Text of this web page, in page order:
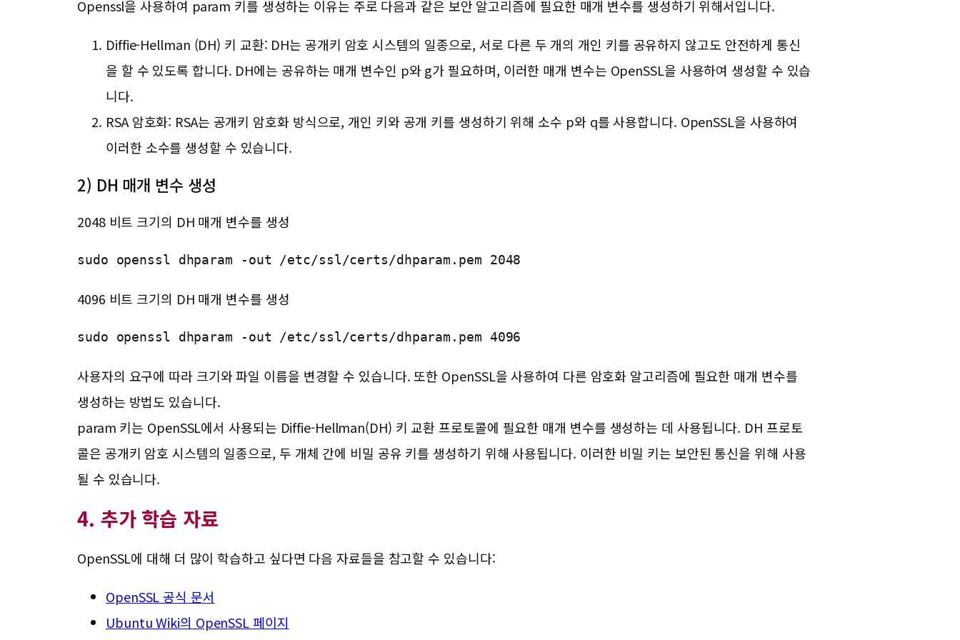
Openssl을 사용하여 param 키를 생성하는 이유는 주로 다음과 같은 보안 알고리즘에 필요한 매개 변수를 생성하기 위해서입니다.
Diffie-Hellman (DH) 키 교환: DH는 공개키 암호 시스템의 일종으로, 서로 다른 두 개의 개인 키를 공유하지 않고도 안전하게 통신
을 할 수 있도록 합니다. DH에는 공유하는 매개 변수인 p와 g가 필요하며, 이러한 매개 변수는 OpenSSL을 사용하여 생성할 수 있습
니다.
RSA 암호화: RSA는 공개키 암호화 방식으로, 개인 키와 공개 키를 생성하기 위해 소수 p와 q를 사용합니다. OpenSSL을 사용하여
이러한 소수를 생성할 수 있습니다.
2) DH 매개 변수 생성
2048 비트 크기의 DH 매개 변수를 생성
sudo openssl dhparam -out /etc/ssl/certs/dhparam.pem 2048
4096 비트 크기의 DH 매개 변수를 생성
sudo openssl dhparam -out /etc/ssl/certs/dhparam.pem 4096
사용자의 요구에 따라 크기와 파일 이름을 변경할 수 있습니다. 또한 OpenSSL을 사용하여 다른 암호화 알고리즘에 필요한 매개 변수를
생성하는 방법도 있습니다.
param 키는 OpenSSL에서 사용되는 Diffie-Hellman(DH) 키 교환 프로토콜에 필요한 매개 변수를 생성하는 데 사용됩니다. DH 프로토
콜은 공개키 암호 시스템의 일종으로, 두 개체 간에 비밀 공유 키를 생성하기 위해 사용됩니다. 이러한 비밀 키는 보안된 통신을 위해 사용
될 수 있습니다.
4. 추가 학습 자료
OpenSSL에 대해 더 많이 학습하고 싶다면 다음 자료들을 참고할 수 있습니다:
OpenSSL 공식 문서
Ubuntu Wiki의 OpenSSL 페이지